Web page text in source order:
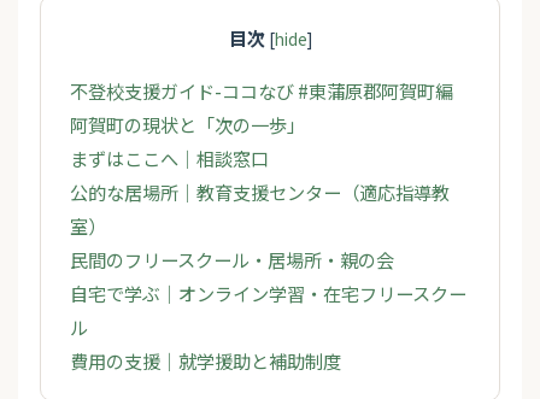
目次 [hide]
不登校支援ガイド-ココなび #東蒲原郡阿賀町編
阿賀町の現状と「次の一歩」
まずはここへ｜相談窓口
公的な居場所｜教育支援センター（適応指導教
室）
民間のフリースクール・居場所・親の会
自宅で学ぶ｜オンライン学習・在宅フリースクー
ル
費用の支援｜就学援助と補助制度